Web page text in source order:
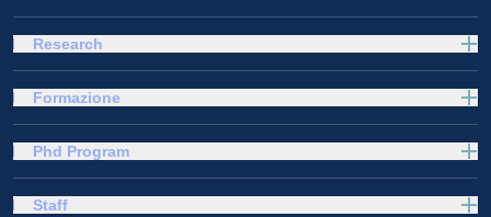
Research
Formazione
Phd Program
Staff